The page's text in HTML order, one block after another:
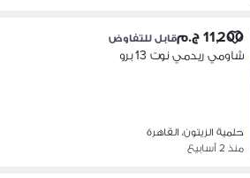
11,200 ج.م قابل للتفاوض
شاومي ريدمي نوت 13 برو
حلمية الزيتون، القاهرة
منذ 2 أسابيع